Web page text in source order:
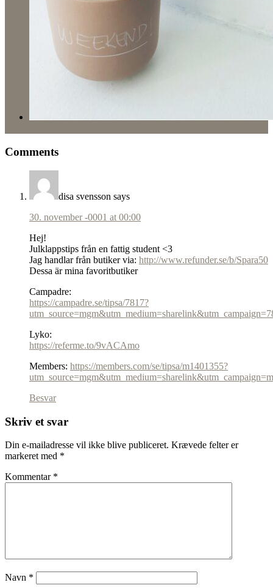
Comments
disa svensson says
30. november -0001 at 00:00
Hej!
Julklappstips från en fattig student <3
Jag handlar från butiker via: http://www.refunder.se/b/Spara50
Dessa är mina favoritbutiker
Campadre:
https://campadre.se/tipsa/7817?
Lyko:
https://referme.to/9vACAmo
Members: https://members.com/se/tipsa/m1401355?
Besvar
Skriv et svar
Din e-mailadresse vil ikke blive publiceret. Krævede felter er
markeret med *
Kommentar *
Navn *